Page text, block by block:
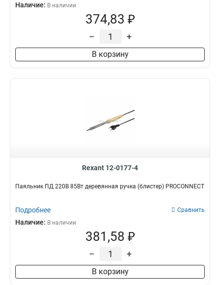
Наличие: В наличии
374,83 ₽
– +
В корзину
Rexant 12-0177-4
Паяльник ПД 220В 85Вт деревянная ручка (блистер) PROCONNECT
Подробнее Сравнить
Наличие: В наличии
381,58 ₽
– +
В корзину